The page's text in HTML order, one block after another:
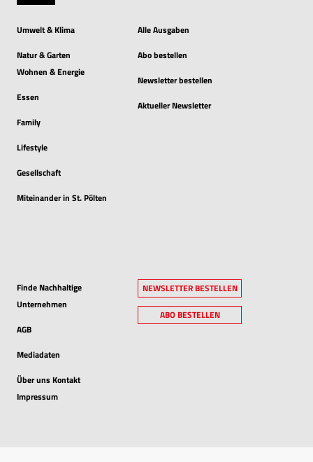
Umwelt & Klima
Natur & Garten
Wohnen & Energie
Essen
Family
Lifestyle
Gesellschaft
Miteinander in St. Pölten
Alle Ausgaben
Abo bestellen
Newsletter bestellen
Aktueller Newsletter
Finde Nachhaltige
Unternehmen
AGB
Mediadaten
Über uns Kontakt
Impressum
NEWSLETTER BESTELLEN
ABO BESTELLEN